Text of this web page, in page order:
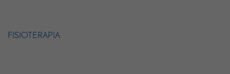
FISIOTERAPIA